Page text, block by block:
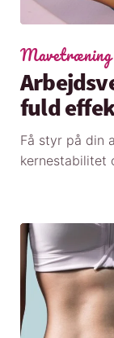
Mavetræning
fuld
Få styr på din
kernestabilitet